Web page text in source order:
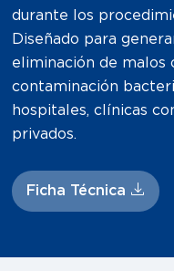
durante los
Diseñado para
eliminación de malos
contaminación
hospitales, clínicas
privados.
Ficha Técnica